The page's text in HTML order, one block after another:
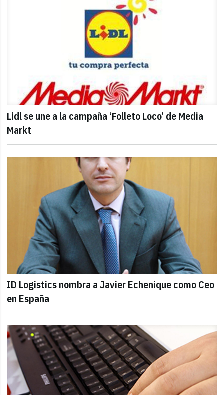
Lidl se une a la campaña ‘Folleto Loco’ de Media
Markt
ID Logistics nombra a Javier Echenique como Ceo
en España